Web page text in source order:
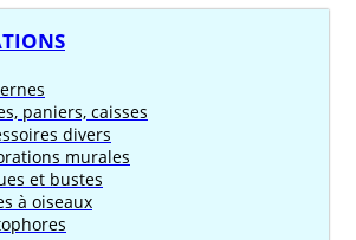
paniers, caisses
divers
murales
et bustes
à oiseaux